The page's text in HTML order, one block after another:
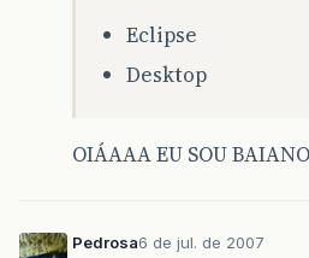
Eclipse
Desktop
OIÁAAA EU SOU BAIANO
Pedrosa6 de jul. de 2007